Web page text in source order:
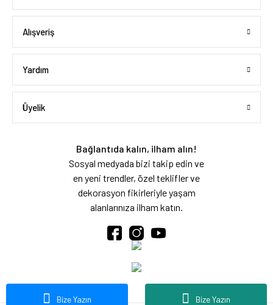
Bize Yazın
Bize Yazın
Alışveriş
Yardım
Üyelik
Bağlantıda kalın, ilham alın!
Sosyal medyada bizi takip edin ve
en yeni trendler, özel teklifler ve
dekorasyon fikirleriyle yaşam
alanlarınıza ilham katın.